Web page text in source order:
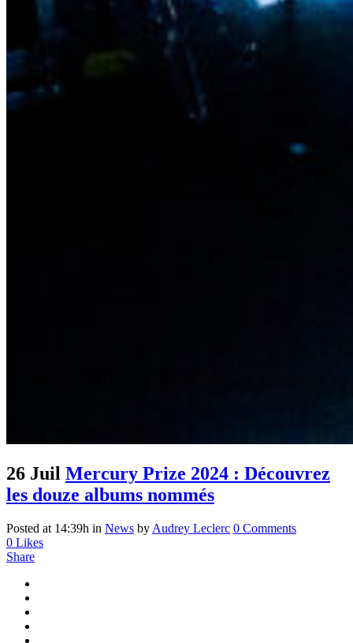
26 Juil Mercury Prize 2024 : Découvrez
les douze albums nommés
Posted at 14:39h in News by Audrey Leclerc 0 Comments
0 Likes
Share